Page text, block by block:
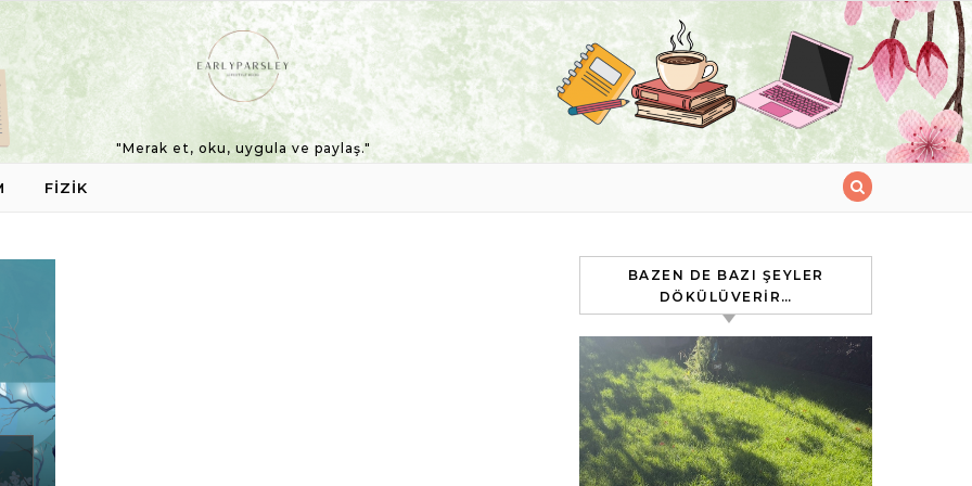
"Merak et, oku, uygula ve paylaş."
FIZIK
BAZEN DE BAZI ŞEYLER
DÖKÜLÜVERIR…